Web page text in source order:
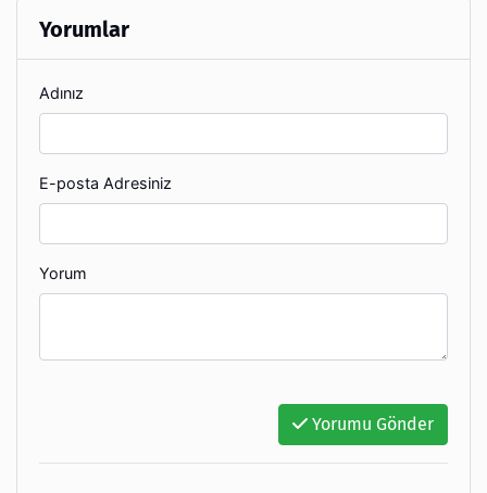
Yorumlar
Adınız
E-posta Adresiniz
Yorum
Yorumu Gönder